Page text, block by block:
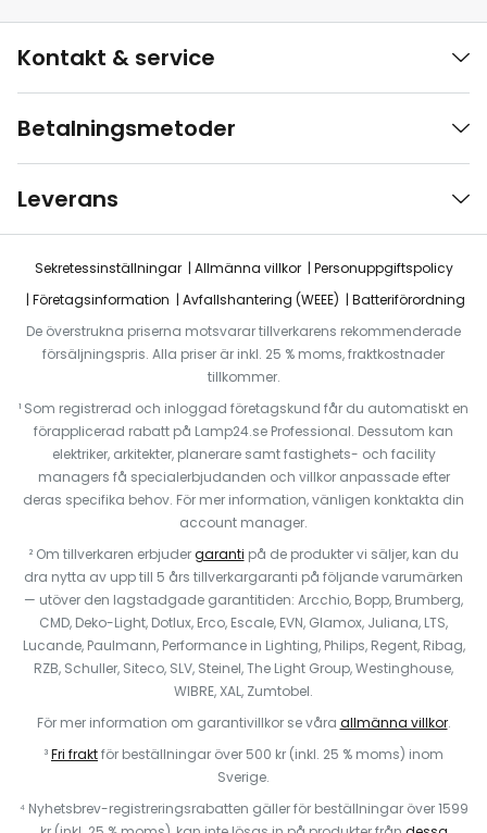
Kontakt & service
Betalningsmetoder
Leverans
Sekretessinställningar Allmänna villkor
Personuppgiftspolicy
Företagsinformation
Avfallshantering (WEEE)
Batteriförordning
De överstrukna priserna motsvarar tillverkarens rekommenderade
försäljningspris. Alla priser är inkl. 25 % moms, fraktkostnader
tillkommer.
¹ Som registrerad och inloggad företagskund får du automatiskt en
förapplicerad rabatt på Lamp24.se Professional. Dessutom kan
elektriker, arkitekter, planerare samt fastighets- och facility
managers få specialerbjudanden och villkor anpassade efter
deras specifika behov. För mer information, vänligen konktakta din
account manager.
² Om tillverkaren erbjudergaranti på de produkter vi säljer, kan du
dra nytta av upp till 5 års tillverkargaranti på följande varumärken
— utöver den lagstadgade garantitiden: Arcchio, Bopp, Brumberg,
CMD, Deko-Light, Dotlux, Erco, Escale, EVN, Glamox, Juliana, LTS,
Lucande, Paulmann, Performance in Lighting, Philips, Regent, Ribag,
RZB, Schuller, Siteco, SLV, Steinel, The Light Group, Westinghouse,
WIBRE, XAL, Zumtobel.
För mer information om garantivillkor se våra allmänna villkor.
³Fri fraktför beställningar över 500 kr (inkl. 25 % moms) inom
Sverige.
⁴ Nyhetsbrev-registreringsrabatten gäller för beställningar över 1599